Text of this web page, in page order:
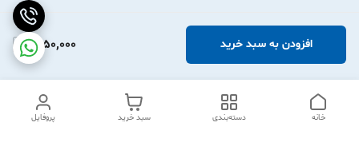
1,950,000 افزودن به سبد خرید
پروفایل سبد خرید دسته‌بندی خانه